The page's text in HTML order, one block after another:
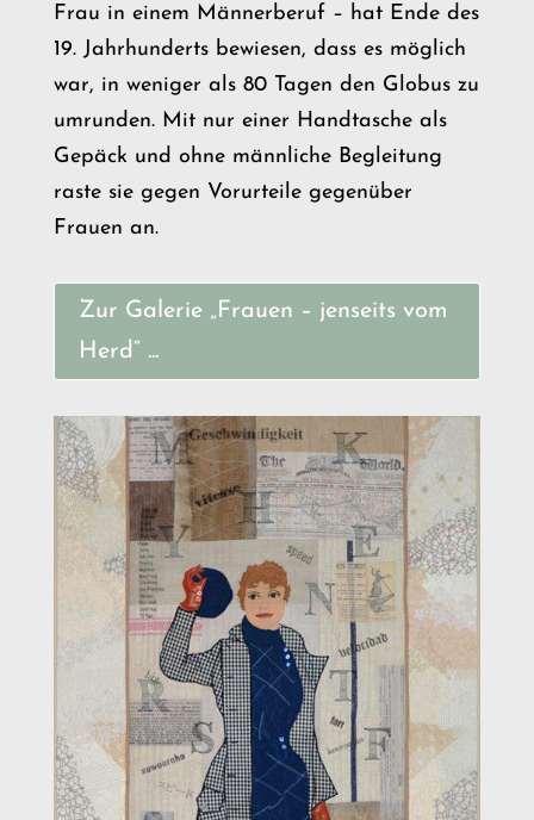
Frau in einem Männerberuf – hat Ende des
19. Jahrhunderts bewiesen, dass es möglich
war, in weniger als 80 Tagen den Globus zu
umrunden. Mit nur einer Handtasche als
Gepäck und ohne männliche Begleitung
raste sie gegen Vorurteile gegenüber
Frauen an.
Zur Galerie „Frauen – jenseits vom
Herd“ ...